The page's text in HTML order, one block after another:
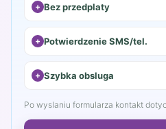
Bez przedplaty
Potwierdzenie SMS/tel.
Szybka obsluga
Po wyslaniu formularza kontakt